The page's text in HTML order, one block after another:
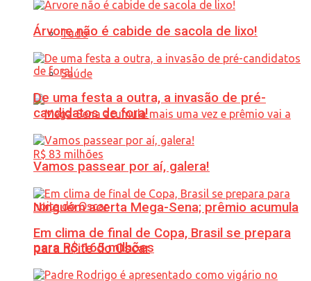
Tudo
Saúde
Ninguém acerta Mega-Sena; prêmio acumula
para R$ 165 milhões
Árvore não é cabide de sacola de lixo!
De uma festa a outra, a invasão de pré-
candidatos de fora!
Vamos passear por aí, galera!
Em clima de final de Copa, Brasil se prepara
para noite do Oscar